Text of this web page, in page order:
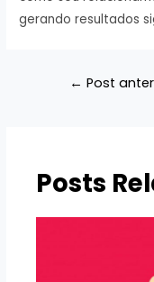
gerando resultados
Navegação
← Post
Posts